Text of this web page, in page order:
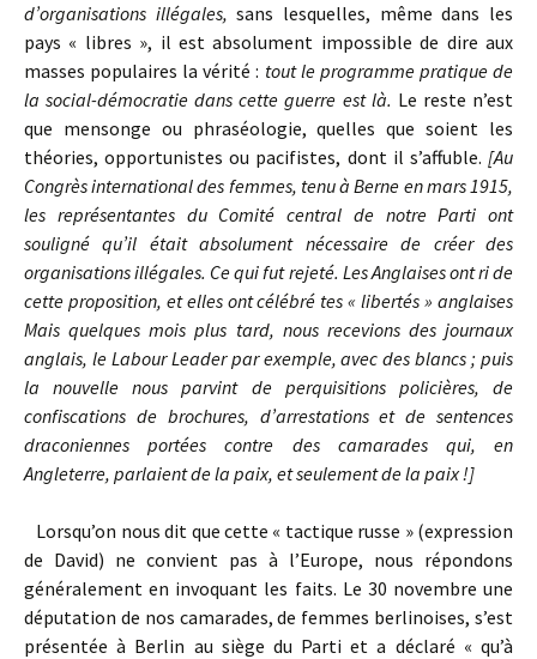
d’organisations illégales,sans lesquelles, même dans les
pays « libres », il est absolument impossible de dire aux
masses populaires la vérité : tout le programme pratique de
la social-démocratie dans cette guerre est là. Le reste n’est
que mensonge ou phraséologie, quelles que soient les
théories, opportunistes ou pacifistes, dont il s’affuble. [Au
Congrès international des femmes, tenu à Berne en mars 1915,
les représentantes du Comité central de notre Parti ont
souligné qu’il était absolument nécessaire de créer des
organisations illégales. Ce qui fut rejeté. Les Anglaises ont ri de
cette proposition, et elles ont célébré tes « libertés » anglaises
Mais quelques mois plus tard, nous recevions des journaux
anglais, le Labour Leader par exemple, avec des blancs ; puis
la nouvelle nous parvint de perquisitions policières, de
confiscations de brochures, d’arrestations et de sentences
draconiennes portées contre des camarades qui, en
Angleterre, parlaient de la paix, et seulement de la paix !]
Lorsqu’on nous dit que cette « tactique russe » (expression
de David) ne convient pas à l’Europe, nous répondons
généralement en invoquant les faits. Le 30 novembre une
députation de nos camarades, de femmes berlinoises, s’est
présentée à Berlin au siège du Parti et a déclaré « qu’à